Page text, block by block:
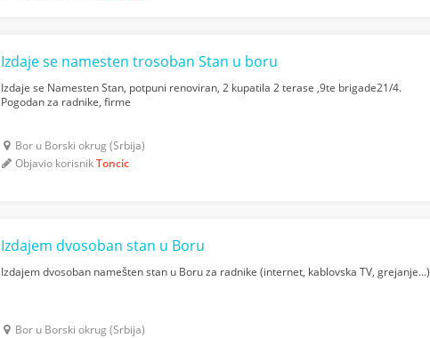
Izdaje se namesten trosoban Stan u boru
Izdaje se Namesten Stan, potpuni renoviran, 2 kupatila 2 terase ,9te brigade21/4.
Pogodan za radnike, firme
Bor u Borski okrug (Srbija)
Objavio korisnikToncic
Izdajem dvosoban stan u Boru
Izdajem dvosoban namešten stan u Boru za radnike (internet, kablovska TV, grejanje...)
Bor u Borski okrug (Srbija)